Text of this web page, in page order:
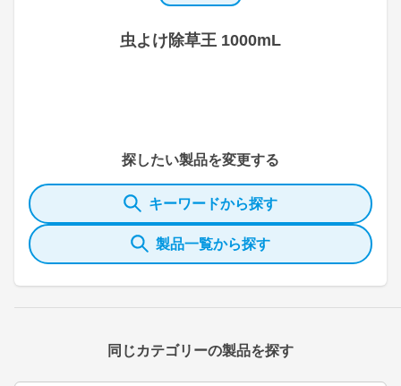
虫よけ除草王 1000mL
探したい製品を変更する
キーワードから探す
製品一覧から探す
同じカテゴリーの製品を探す